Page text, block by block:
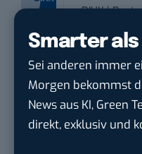
Smarter als
Sei anderen immer
Morgen bekommst
News aus KI, Green
direkt, exklusiv und
DIHK |
Teamleiter
BBBank eG
Karlsruhe